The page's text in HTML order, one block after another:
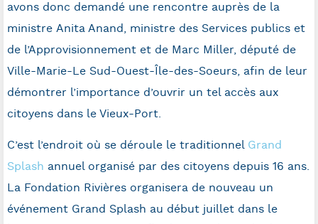
avons donc demandé une rencontre auprès de la
ministre Anita Anand
, ministre des Services publics et
de l’Approvisionnement et de Marc Miller , député de
Ville-Marie-Le Sud-Ouest-Île-des-Soeurs, afin de leur
démontrer l’importance d’ouvrir un tel accès aux
citoyens dans le Vieux-Port.
C’est l’endroit où se déroule le traditionnel Grand
Splash annuel organisé par des citoyens depuis 16 ans.
La Fondation Rivières organisera de nouveau un
événement Grand Splash au début juillet dans le